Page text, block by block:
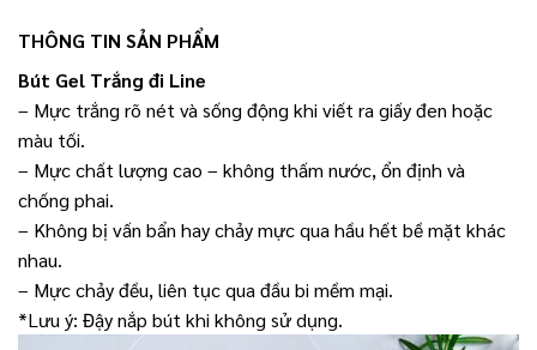
THÔNG TIN SẢN PHẨM
Bút Gel Trắng đi Line
– Mực trắng rõ nét và sống động khi viết ra giấy đen hoặc
màu tối.
– Mực chất lượng cao – không thấm nước, ổn định và
chống phai.
– Không bị vấn bẩn hay chảy mực qua hầu hết bề mặt khác
nhau.
– Mực chảy đều, liên tục qua đầu bi mềm mại.
*Lưu ý: Đậy nắp bút khi không sử dụng.